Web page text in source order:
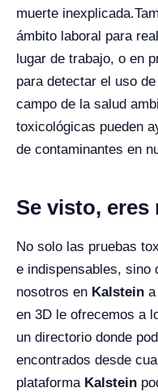
muerte inexplicada.
ámbito laboral para
lugar de trabajo, o en
para detectar el uso
campo de la salud
toxicológicas pueden
de contaminantes en
Se visto, eres
No solo las pruebas
e indispensables, sino
nosotros en Kalstein
en 3D le ofrecemos a
un directorio donde
encontrados desde
plataforma Kalstein